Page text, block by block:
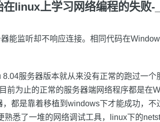
在linux上学习网络编程的失败-
能监听却不响应连接。相同代码在
服务器版本就从来没有正常的跑过一个
前为止的正常的服务器端网络程序都是在
都是靠着移植到windows下才能成功，不
悉了一堆的网络调试工具，linux下的